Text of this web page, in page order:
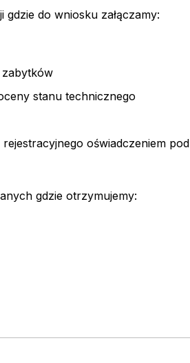
do wniosku załączamy:
zabytków
stanu technicznego
oświadczeniem pod
gdzie otrzymujemy: